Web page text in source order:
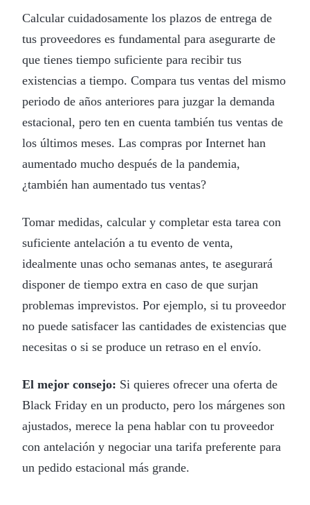
Calcular cuidadosamente los plazos de entrega de
tus proveedores es fundamental para asegurarte de
que tienes tiempo suficiente para recibir tus
existencias a tiempo. Compara tus ventas del mismo
periodo de años anteriores para juzgar la demanda
estacional, pero ten en cuenta también tus ventas de
los últimos meses. Las compras por Internet han
aumentado mucho después de la pandemia,
¿también han aumentado tus ventas?
Tomar medidas, calcular y completar esta tarea con
suficiente antelación a tu evento de venta,
idealmente unas ocho semanas antes, te asegurará
disponer de tiempo extra en caso de que surjan
problemas imprevistos. Por ejemplo, si tu proveedor
no puede satisfacer las cantidades de existencias que
necesitas o si se produce un retraso en el envío.
El mejor consejo: Si quieres ofrecer una oferta de
Black Friday en un producto, pero los márgenes son
ajustados, merece la pena hablar con tu proveedor
con antelación y negociar una tarifa preferente para
un pedido estacional más grande.